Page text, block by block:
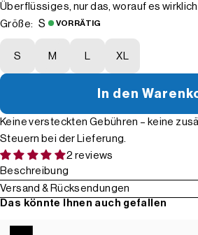
Überflüssiges, nur das, worauf es wirklich
Größe:
S VORRÄTIG
S M XL
In den
Keine versteckten Gebühren – keine
Steuern bei der Lieferung.
2 reviews
Beschreibung
Versand & Rücksendungen
Das könnte Ihnen auch gefallen